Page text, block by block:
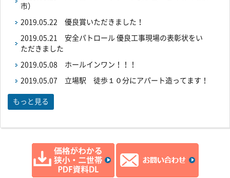
市）
2019.05.22 優良賞いただきました！
2019.05.21 安全パトロール 優良工事現場の表彰状をい
ただきました
2019.05.08 ホールインワン！！！
2019.05.07 立場駅 徒歩１０分にアパート造ってます！
もっと見る